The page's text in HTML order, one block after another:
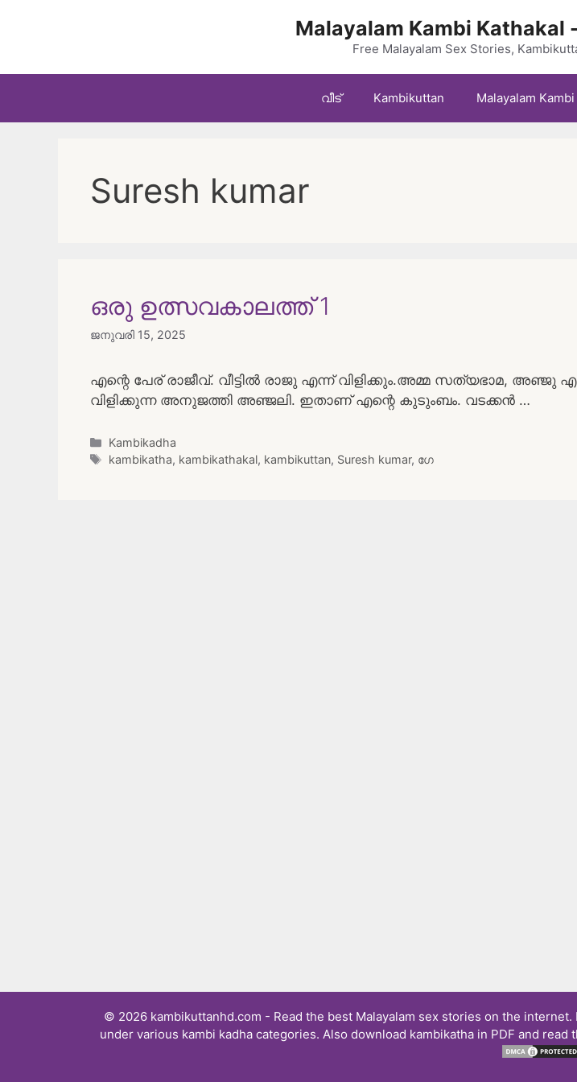
Malayalam Kambi
Free Malayalam Sex Stories,
വീട് Kambikuttan Malayalam
Suresh kumar
ഒരു ഉത്സവകാലത്ത് 1
ജനുവരി 15, 2025
എന്റെ പേര് രാജീവ്‌. വീട്ടിൽ രാജു എന്ന് വിളിക്കും.അമ്മ സത്യഭാമ, അഞ്ജു
വിളിക്കുന്ന അനുജത്തി അഞ്ജലി. ഇതാണ് എന്റെ കുടുംബം. വടക്കൻ …
Categories
Kambikadha
Tags
kambikatha, kambikathakal, kambikuttan, Suresh kumar, ഗേ
© 2026 kambikuttanhd.com - Read the best Malayalam sex stories on the
under various kambi kadha categories. Also download kambikatha in PDF and